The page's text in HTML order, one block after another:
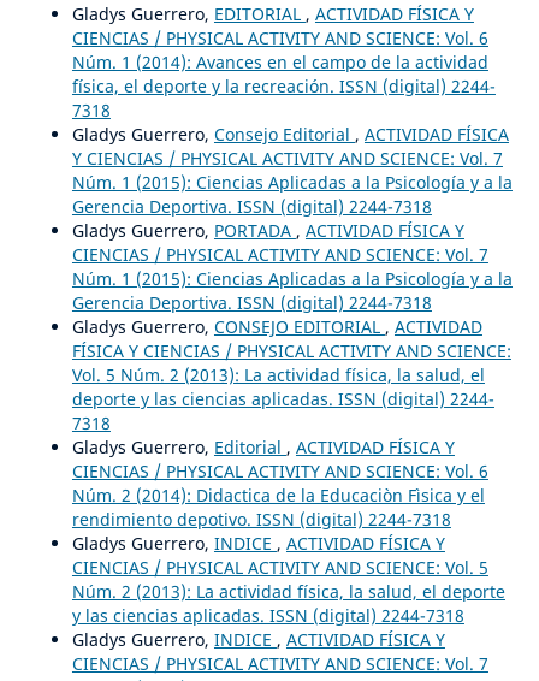
Gladys Guerrero, EDITORIAL , ACTIVIDAD FÍSICA Y
CIENCIAS / PHYSICAL ACTIVITY AND SCIENCE: Vol. 6
Núm. 1 (2014): Avances en el campo de la actividad
física, el deporte y la recreación. ISSN (digital) 2244-
7318
Gladys Guerrero, Consejo Editorial , ACTIVIDAD FÍSICA
Y CIENCIAS / PHYSICAL ACTIVITY AND SCIENCE: Vol. 7
Núm. 1 (2015): Ciencias Aplicadas a la Psicología y a la
Gerencia Deportiva. ISSN (digital) 2244-7318
Gladys Guerrero, PORTADA , ACTIVIDAD FÍSICA Y
CIENCIAS / PHYSICAL ACTIVITY AND SCIENCE: Vol. 7
Núm. 1 (2015): Ciencias Aplicadas a la Psicología y a la
Gerencia Deportiva. ISSN (digital) 2244-7318
Gladys Guerrero, CONSEJO EDITORIAL , ACTIVIDAD
FÍSICA Y CIENCIAS / PHYSICAL ACTIVITY AND SCIENCE:
Vol. 5 Núm. 2 (2013): La actividad física, la salud, el
deporte y las ciencias aplicadas. ISSN (digital) 2244-
7318
Gladys Guerrero, Editorial , ACTIVIDAD FÍSICA Y
CIENCIAS / PHYSICAL ACTIVITY AND SCIENCE: Vol. 6
Núm. 2 (2014): Didactica de la Educaciòn Fìsica y el
rendimiento depotivo. ISSN (digital) 2244-7318
Gladys Guerrero, INDICE , ACTIVIDAD FÍSICA Y
CIENCIAS / PHYSICAL ACTIVITY AND SCIENCE: Vol. 5
Núm. 2 (2013): La actividad física, la salud, el deporte
y las ciencias aplicadas. ISSN (digital) 2244-7318
Gladys Guerrero, INDICE , ACTIVIDAD FÍSICA Y
CIENCIAS / PHYSICAL ACTIVITY AND SCIENCE: Vol. 7